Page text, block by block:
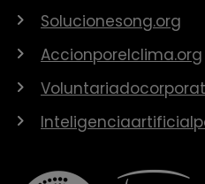
Solucionesong.org
Accionporelclima.org